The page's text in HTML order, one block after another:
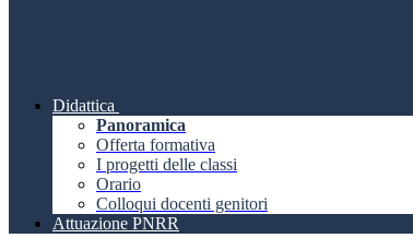
Didattica
Panoramica
Offerta formativa
I progetti delle classi
Orario
Colloqui docenti genitori
Attuazione PNRR